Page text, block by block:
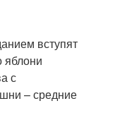
вступят
яблони
с
– средние